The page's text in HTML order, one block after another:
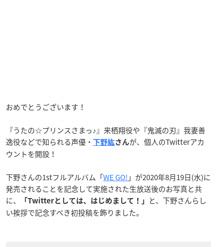
おめでとうございます！
『うたの☆プリンスさまっ♪』来栖翔役や『鬼滅の刃』我妻善
逸役などで知られる声優・ 下野紘さんが、個人のTwitterアカ
ウントを開設！
下野さんの1stフルアルバム「WE GO! 」が2020年8月19日(水)に
発売されることを記念して実施された生放送後のお写真と共
に、
「Twitterとしては、はじめまして！」
と、下野さんらし
い挨拶で記念すべき初投稿を飾りました。